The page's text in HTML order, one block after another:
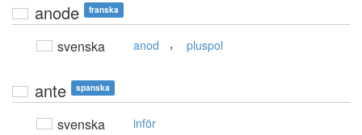
anode franska
svenska anod , pluspol
ante spanska
svenska inför